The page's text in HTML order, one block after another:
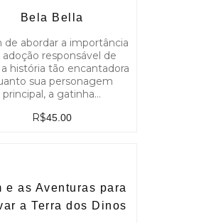
Bela Bella
de abordar a importância
adoção responsável de
história tão encantadora
sua personagem
principal, a gatinha…
R$45.00
e as Aventuras para
a Terra dos Dinos